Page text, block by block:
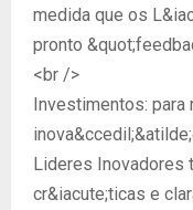
medida que os
pronto
<br />
Investimentos:
Lideres Inovadores
cr&iacute;ticas e